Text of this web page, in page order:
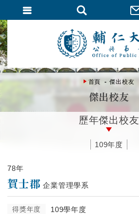
首頁 傑出校友
傑出校友
歷年傑出校友
109年度
78年
賀士郡 企業管理學系
得獎年度 109學年度